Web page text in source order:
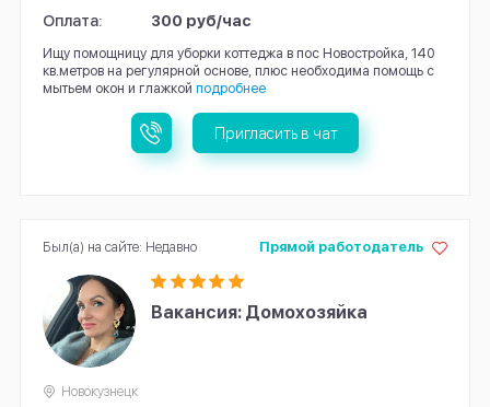
Оплата: 300 руб/час
Ищу помощницу для уборки коттеджа в пос Новостройка, 140
кв.метров на регулярной основе, плюс необходима помощь с
мытьем окон и глажкой подробнее
Пригласить в чат
Вакансия: Домохозяйка
Прямой работодатель
Новокузнецк
Был(а) на сайте: Недавно